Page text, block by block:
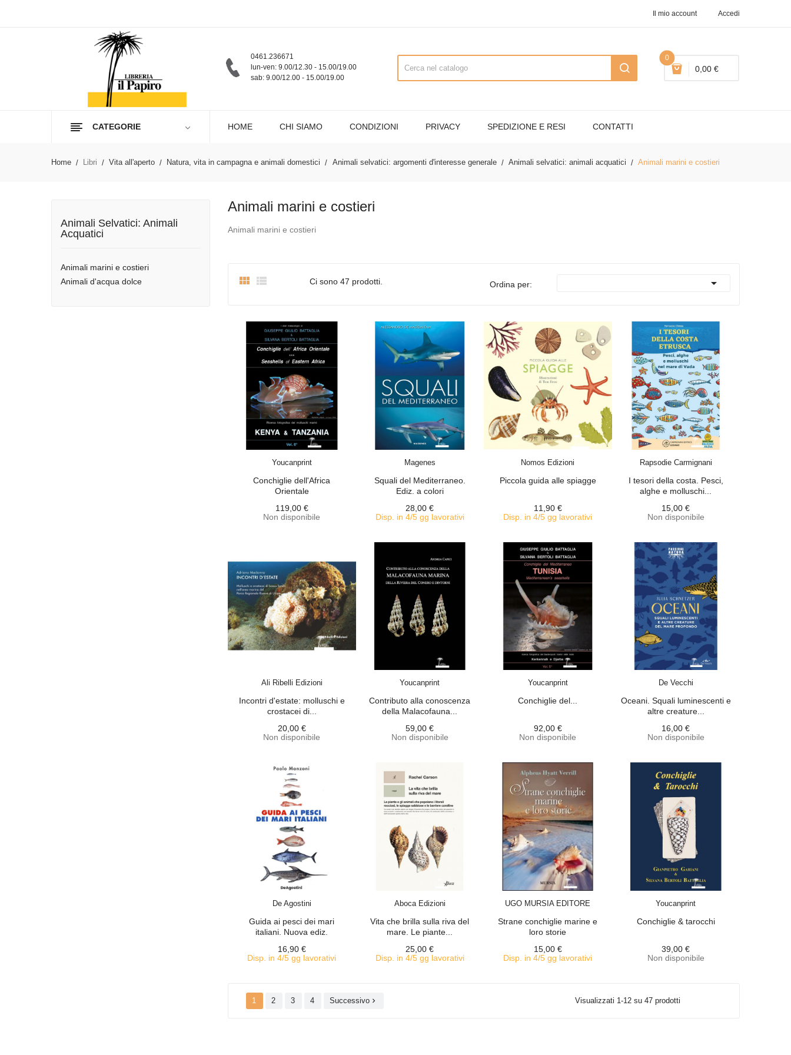
Il mio account Accedi
0
0,00 €
0461.236671
lun-ven: 9.00/12.30 - 15.00/19.00
sab: 9.00/12.00 - 15.00/19.00
CATEGORIE HOME CHI SIAMO CONDIZIONI PRIVACY SPEDIZIONE E RESI CONTATTI
Home Libri Vita all'aperto Natura, vita in campagna e animali domestici Animali selvatici: argomenti d'interesse generale Animali selvatici: animali acquatici Animali marini e costieri
Animali Selvatici: Animali
Acquatici
Animali marini e costieri
Animali d'acqua dolce
Animali marini e costieri
Animali marini e costieri
  Ci sono 47 prodotti. Ordina per: 
Youcanprint
Conchiglie dell'Africa
Orientale
119,00 €
Non disponibile
Magenes
Squali del Mediterraneo.
Ediz. a colori
28,00 €
Disp. in 4/5 gg lavorativi
Nomos Edizioni
Piccola guida alle spiagge
11,90 €
Disp. in 4/5 gg lavorativi
Rapsodie Carmignani
I tesori della costa. Pesci,
alghe e molluschi...
15,00 €
Non disponibile
Ali Ribelli Edizioni
Incontri d'estate: molluschi e
crostacei di...
20,00 €
Non disponibile
Youcanprint
Contributo alla conoscenza
della Malacofauna...
59,00 €
Non disponibile
Youcanprint
Conchiglie del...
92,00 €
Non disponibile
De Vecchi
Oceani. Squali luminescenti e
altre creature...
16,00 €
Non disponibile
De Agostini
Guida ai pesci dei mari
italiani. Nuova ediz.
16,90 €
Disp. in 4/5 gg lavorativi
Aboca Edizioni
Vita che brilla sulla riva del
mare. Le piante...
25,00 €
Disp. in 4/5 gg lavorativi
UGO MURSIA EDITORE
Strane conchiglie marine e
loro storie
15,00 €
Disp. in 4/5 gg lavorativi
Youcanprint
Conchiglie & tarocchi
39,00 €
Non disponibile
1 2 3 4 Successivo  Visualizzati 1-12 su 47 prodotti